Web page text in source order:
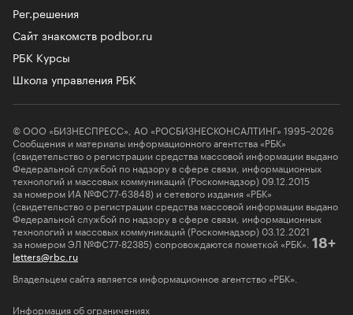
Рег.решения
Сайт знакомств podbor.ru
РБК Курсы
Школа управления РБК
© ООО «БИЗНЕСПРЕСС», АО «РОСБИЗНЕСКОНСАЛТИНГ» 1995–2026
Сообщения и материалы информационного агентства «РБК»
(свидетельство о регистрации средства массовой информации выдано
Федеральной службой по надзору в сфере связи, информационных
технологий и массовых коммуникаций (Роскомнадзор) 09.12.2015
за номером ИА №ФС77-63848) и сетевого издания «РБК»
(свидетельство о регистрации средства массовой информации выдано
Федеральной службой по надзору в сфере связи, информационных
технологий и массовых коммуникаций (Роскомнадзор) 03.12.2021
за номером ЭЛ №ФС77-82385) сопровождаются пометкой «РБК». 18+
letters@rbc.ru
Владельцем сайта является информационное агентство «РБК».
Информация об ограничениях